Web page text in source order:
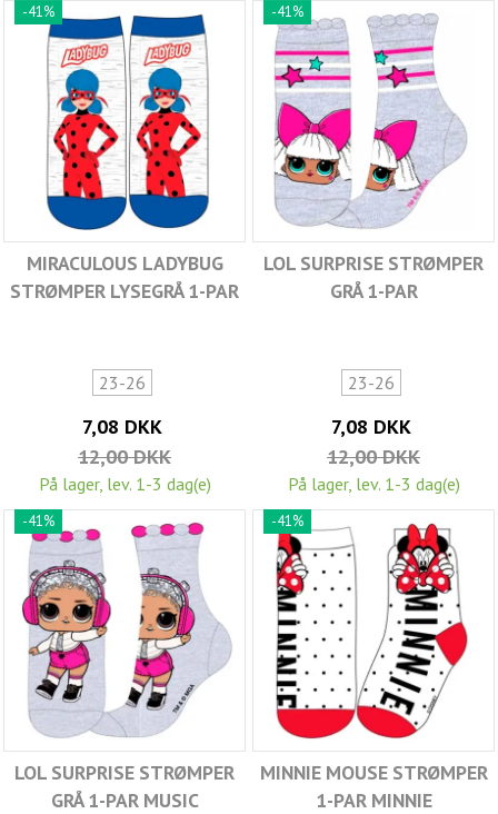
-41%
MIRACULOUS LADYBUG
STRØMPER LYSEGRÅ 1-PAR
23-26
7,08 DKK
12,00 DKK
På lager, lev. 1-3 dag(e)
-41%
LOL SURPRISE STRØMPER
GRÅ 1-PAR
23-26
7,08 DKK
12,00 DKK
På lager, lev. 1-3 dag(e)
-41%
LOL SURPRISE STRØMPER
GRÅ 1-PAR MUSIC
-41%
MINNIE MOUSE STRØMPER
1-PAR MINNIE